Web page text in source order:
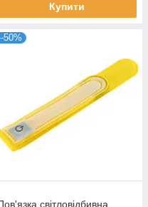
Купити
світловідбивна